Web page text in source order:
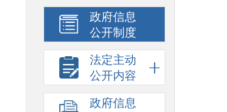
政府信息
公开制度
法定主动
公开内容
政府信息